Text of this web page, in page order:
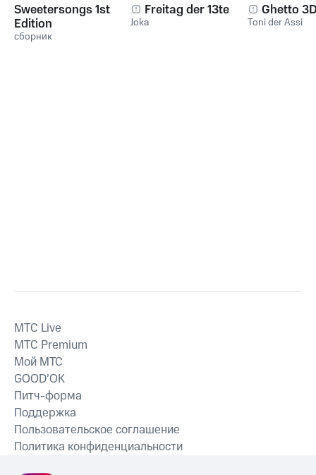
Sweetersongs 1st
Edition
сборник
Freitag der 13te
Joka
Ghetto
Toni der Assi
MTС Live
MTС Premium
Мой МТС
GOOD’OK
Питч-форма
Поддержка
Пользовательское соглашение
Политика конфиденциальности